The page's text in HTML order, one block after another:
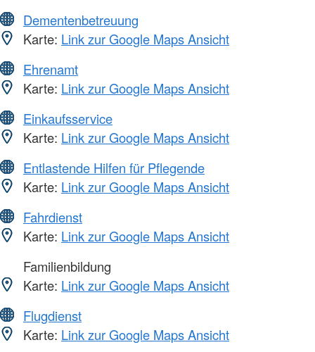
Dementenbetreuung
Karte: Link zur Google Maps Ansicht
Ehrenamt
Karte: Link zur Google Maps Ansicht
Einkaufsservice
Karte: Link zur Google Maps Ansicht
Entlastende Hilfen für Pflegende
Karte: Link zur Google Maps Ansicht
Fahrdienst
Karte: Link zur Google Maps Ansicht
Familienbildung
Karte: Link zur Google Maps Ansicht
Flugdienst
Karte: Link zur Google Maps Ansicht